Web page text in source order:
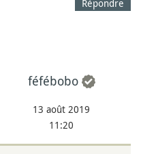
Répondre
féfébobo
13 août 2019
11:20